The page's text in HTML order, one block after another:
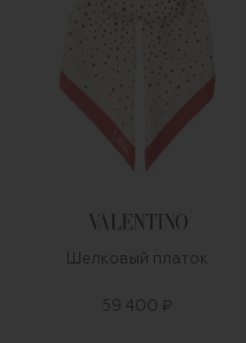
Шелковый платок
59 400 ₽